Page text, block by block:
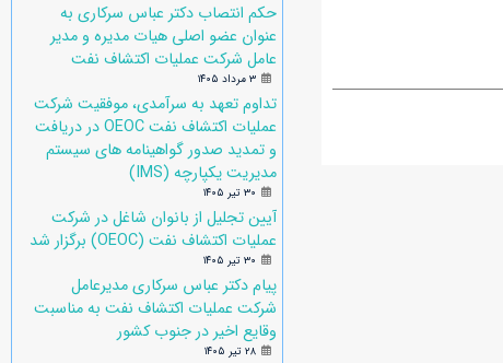
حکم انتصاب دکتر عباس سرکاری به
عنوان عضو اصلی هیات مدیره و مدیر
عامل شرکت عملیات اکتشاف نفت
۳ مرداد ۱۴۰۵
تداوم تعهد به سرآمدی، موفقیت شرکت
عملیات اکتشاف نفت OEOC در دریافت
و تمدید صدور گواهینامه های سیستم
مدیریت یکپارچه (IMS)
۳۰ تیر ۱۴۰۵
آیین تجلیل از بانوان شاغل در شرکت
عملیات اکتشاف نفت (OEOC) برگزار شد
۳۰ تیر ۱۴۰۵
پیام دکتر عباس سرکاری مدیرعامل
شرکت عملیات اکتشاف نفت به مناسبت
وقایع اخیر در جنوب کشور
۲۸ تیر ۱۴۰۵